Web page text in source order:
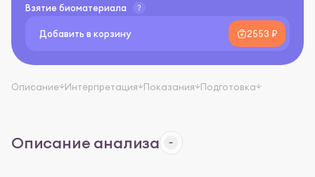
Взятие биоматериала
Добавить в корзину 2553 ₽
Описание Интерпретация Показания Подготовка
Описание анализа